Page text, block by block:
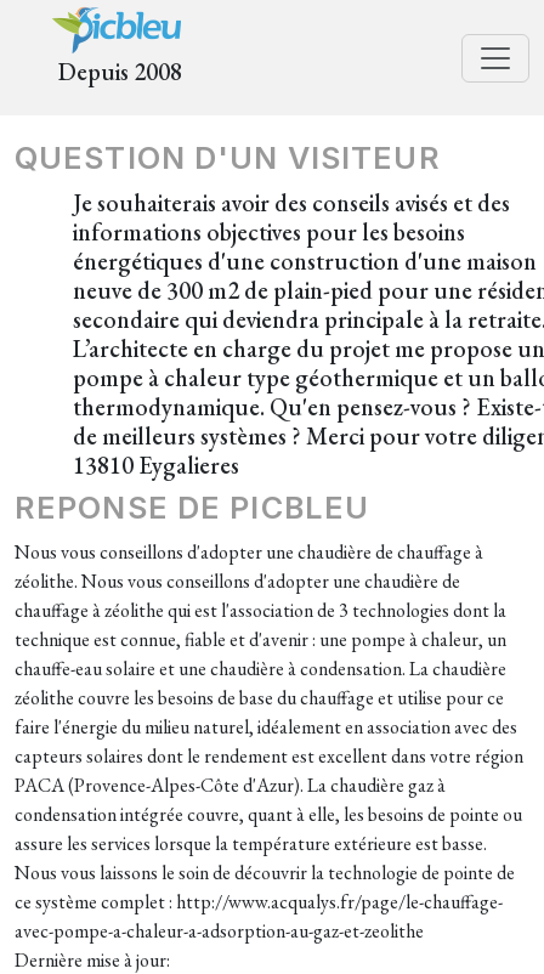
Depuis 2008
QUESTION D'UN VISITEUR
Je souhaiterais avoir des conseils avisés et des
informations objectives pour les besoins
énergétiques d'une construction d'une maison
neuve de 300 m2 de plain-pied pour une
secondaire qui deviendra principale à la
L’architecte en charge du projet me propose
pompe à chaleur type géothermique et un
thermodynamique. Qu'en pensez-vous ?
de meilleurs systèmes ? Merci pour votre
13810 Eygalieres
REPONSE DE PICBLEU
Nous vous conseillons d'adopter une chaudière de chauffage à
zéolithe. Nous vous conseillons d'adopter une chaudière de
chauffage à zéolithe qui est l'association de 3 technologies dont la
technique est connue, fiable et d'avenir : une pompe à chaleur, un
chauffe-eau solaire et une chaudière à condensation. La chaudière
zéolithe couvre les besoins de base du chauffage et utilise pour ce
faire l'énergie du milieu naturel, idéalement en association avec des
capteurs solaires dont le rendement est excellent dans votre région
PACA (Provence-Alpes-Côte d'Azur). La chaudière gaz à
condensation intégrée couvre, quant à elle, les besoins de pointe ou
assure les services lorsque la température extérieure est basse.
Nous vous laissons le soin de découvrir la technologie de pointe de
ce système complet : http://www.acqualys.fr/page/le-chauffage-
avec-pompe-a-chaleur-a-adsorption-au-gaz-et-zeolithe
Dernière mise à jour: